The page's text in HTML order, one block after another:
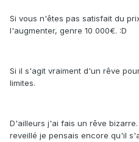
Si vous n'êtes pas satisfait du
l'augmenter, genre 10 000€. :D
Si il s'agit vraiment d'un rêve
limites.
D'ailleurs j'ai fais un rêve
reveillé je pensais encore qu'il